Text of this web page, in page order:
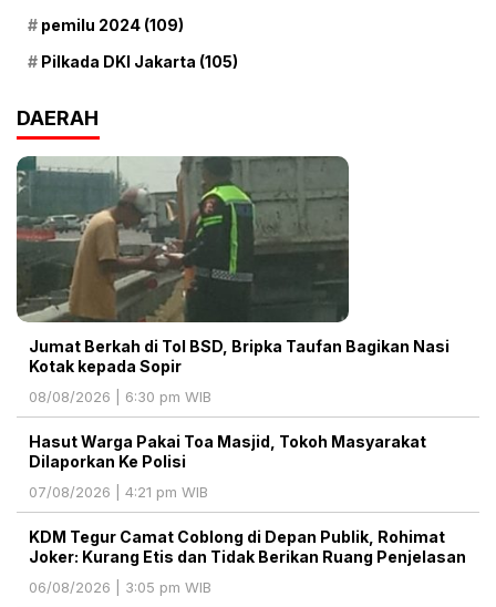
pemilu 2024 (109)
Pilkada DKI Jakarta (105)
DAERAH
Jumat Berkah di Tol BSD, Bripka Taufan Bagikan Nasi
Kotak kepada Sopir
08/08/2026 | 6:30 pm WIB
Hasut Warga Pakai Toa Masjid, Tokoh Masyarakat
Dilaporkan Ke Polisi
07/08/2026 | 4:21 pm WIB
KDM Tegur Camat Coblong di Depan Publik, Rohimat
Joker: Kurang Etis dan Tidak Berikan Ruang Penjelasan
06/08/2026 | 3:05 pm WIB